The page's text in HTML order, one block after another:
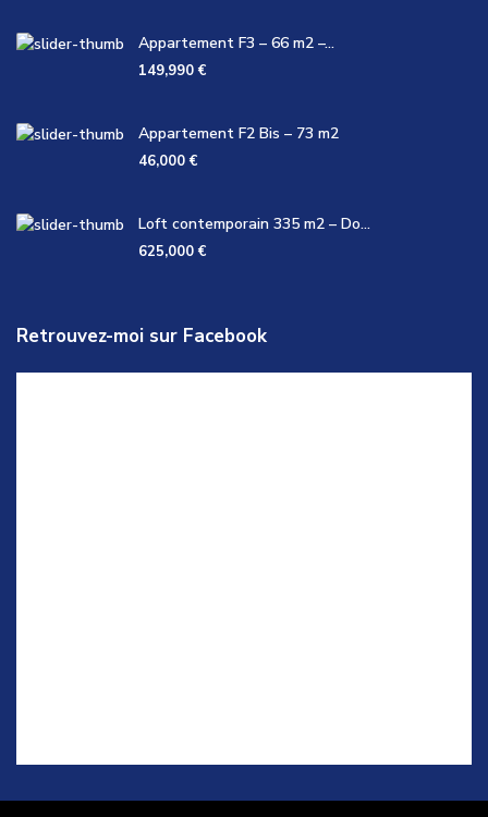
Appartement F3 – 66 m2 –...
149,990 €
Appartement F2 Bis – 73 m2
46,000 €
Loft contemporain 335 m2 – Do...
625,000 €
Retrouvez-moi sur Facebook